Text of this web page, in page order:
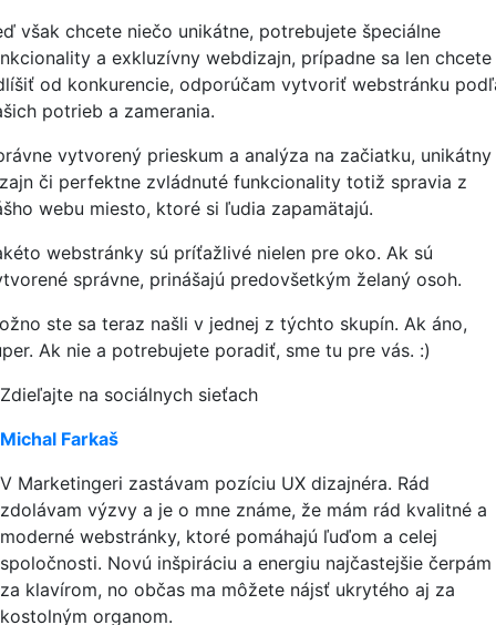
však chcete niečo unikátne, potrebujete špeciálne
a exkluzívny webdizajn, prípadne sa len chcete
od konkurencie, odporúčam vytvoriť webstránku
potrieb a zamerania.
vytvorený prieskum a analýza na začiatku, unikátny
či perfektne zvládnuté funkcionality totiž spravia z
webu miesto, ktoré si ľudia zapamätajú.
webstránky sú príťažlivé nielen pre oko. Ak sú
správne, prinášajú predovšetkým želaný osoh.
ste sa teraz našli v jednej z týchto skupín. Ak áno,
Ak nie a potrebujete poradiť, sme tu pre vás. :)
Zdieľajte na sociálnych sieťach
Michal Farkaš
V Marketingeri zastávam pozíciu UX dizajnéra. Rád
zdolávam výzvy a je o mne známe, že mám rád kvalitné a
moderné webstránky, ktoré pomáhajú ľuďom a celej
spoločnosti. Novú inšpiráciu a energiu najčastejšie čerpám
za klavírom, no občas ma môžete nájsť ukrytého aj za
kostolným organom.